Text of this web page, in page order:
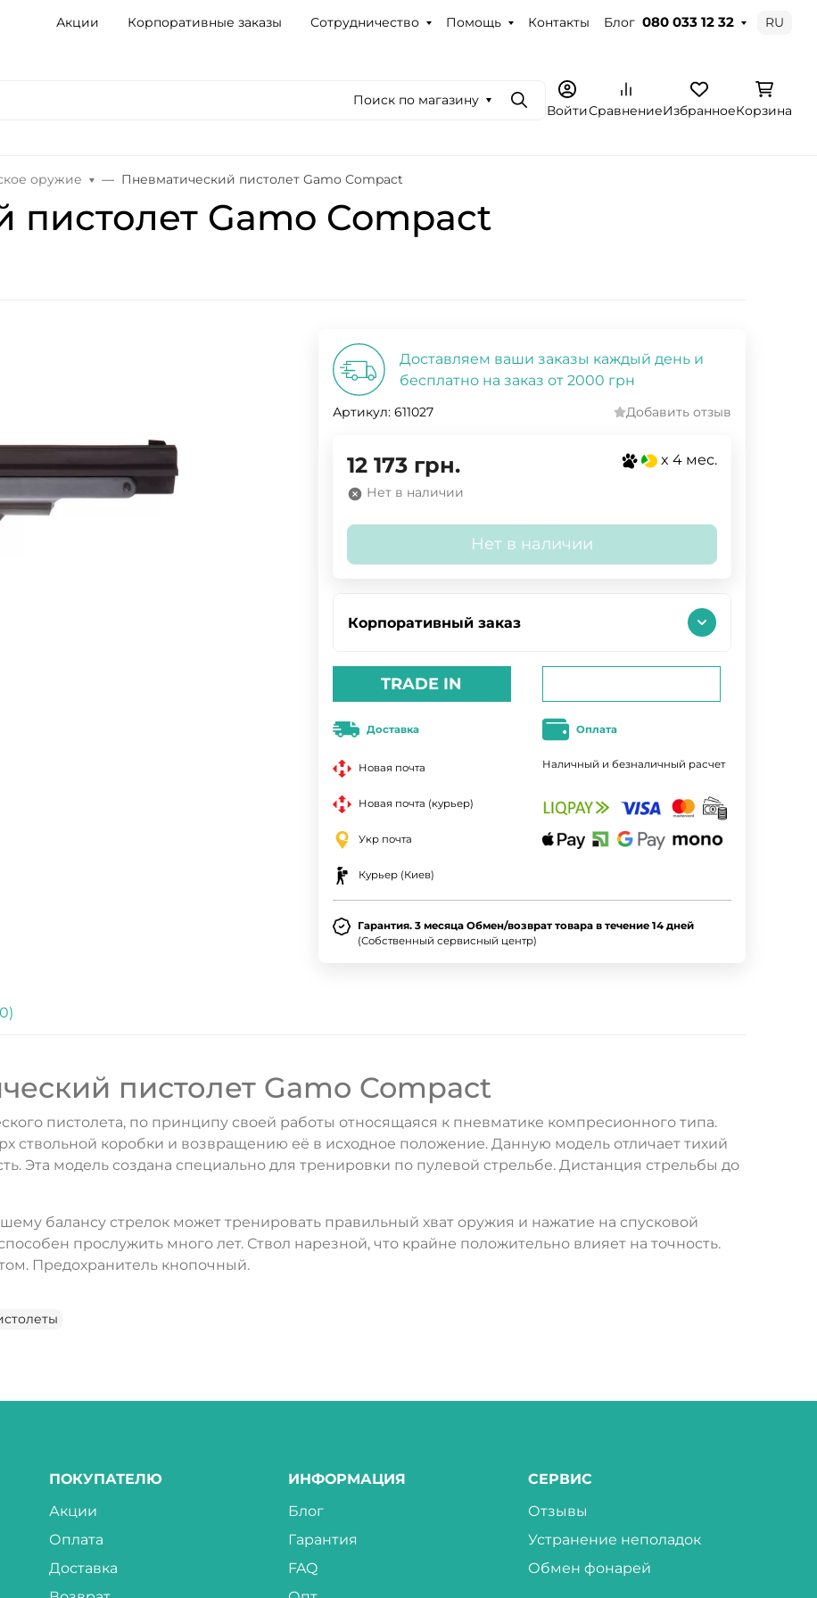
Акции Корпоративные заказы Сотрудничество Помощь Контакты Блог 080 033 12 32 RU
Поиск по магазину
ПоискВойтиСравнениеИзбранноеКорзина
оружие Пневматический пистолет Gamo Compact
пистолет Gamo Compact
Доставляем ваши заказы каждый день и
бесплатно на заказ от 2000 грн
Артикул: 611027 Добавить отзыв
12 173 грн. x 4 мес.
Нет в наличии
Нет в наличии
Корпоративный заказ
TRADE IN
Доставка
Новая почта
Новая почта (курьер)
Укр почта
Курьер (Киев)
Оплата
Наличный и безналичный расчет
Гарантия. 3 месяца Обмен/возврат товара в течение 14 дней
(Собственный сервисный центр)
пистолет Gamo Compact
пистолета, по принципу своей работы относящаяся к пневматике компресионного типа.
ствольной коробки и возвращению её в исходное положение. Данную модель отличает тихий
Эта модель создана специально для тренировки по пулевой стрельбе. Дистанция стрельбы до
балансу стрелок может тренировать правильный хват оружия и нажатие на спусковой
прослужить много лет. Ствол нарезной, что крайне положительно влияет на точность.
Предохранитель кнопочный.
ПОКУПАТЕЛЮ
Акции
Оплата
Доставка
ИНФОРМАЦИЯ
Блог
Гарантия
FAQ
СЕРВИС
Отзывы
Устранение неполадок
Обмен фонарей